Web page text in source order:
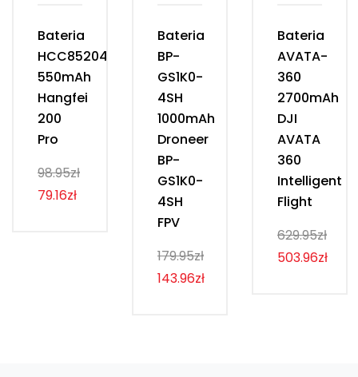
Bateria
HCC852040
550mAh
Hangfei
200
Pro
98.95zł
79.16zł
Bateria
BP-
GS1K0-
4SH
1000mAh
Droneer
BP-
GS1K0-
4SH
FPV
179.95zł
143.96zł
Bateria
AVATA-
360
2700mAh
DJI
AVATA
360
Intelligent
Flight
629.95zł
503.96zł